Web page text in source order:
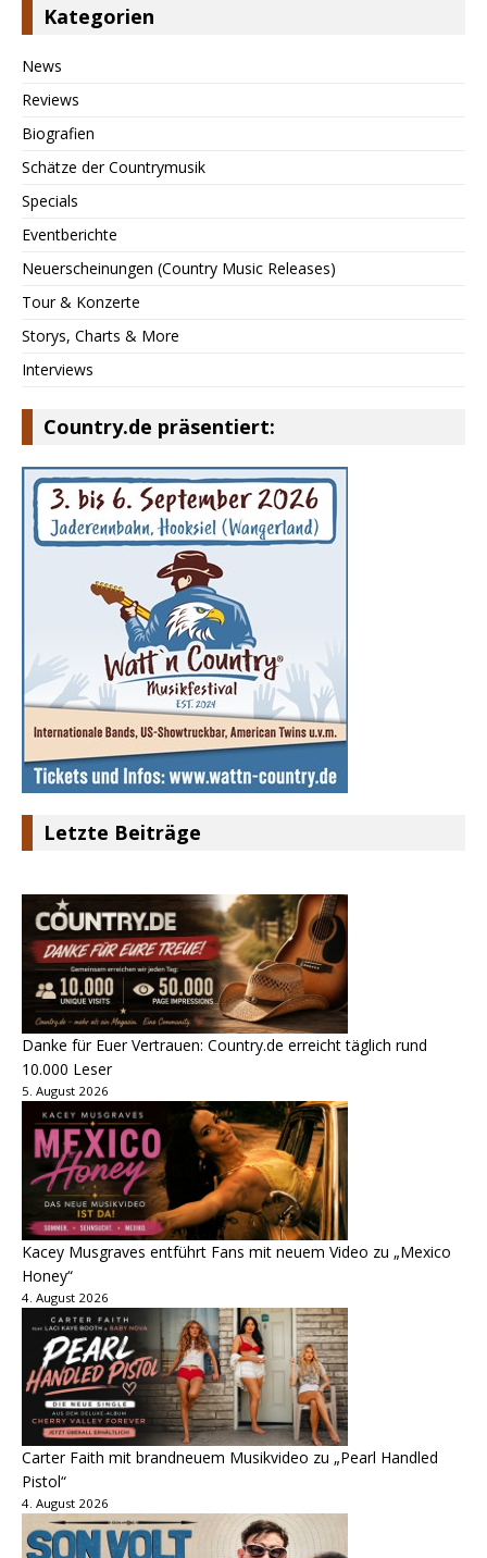
Kategorien
News
Reviews
Biografien
Schätze der Countrymusik
Specials
Eventberichte
Neuerscheinungen (Country Music Releases)
Tour & Konzerte
Storys, Charts & More
Interviews
Country.de präsentiert:
Letzte Beiträge
Danke für Euer Vertrauen: Country.de erreicht täglich rund
10.000 Leser
5. August 2026
Kacey Musgraves entführt Fans mit neuem Video zu „Mexico
Honey“
4. August 2026
Carter Faith mit brandneuem Musikvideo zu „Pearl Handled
Pistol“
4. August 2026